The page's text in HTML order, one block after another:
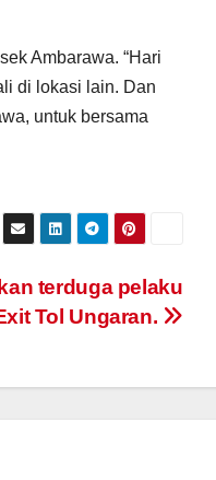
Ambarawa. “Hari
di lokasi lain. Dan
untuk bersama
terduga pelaku
Tol Ungaran.